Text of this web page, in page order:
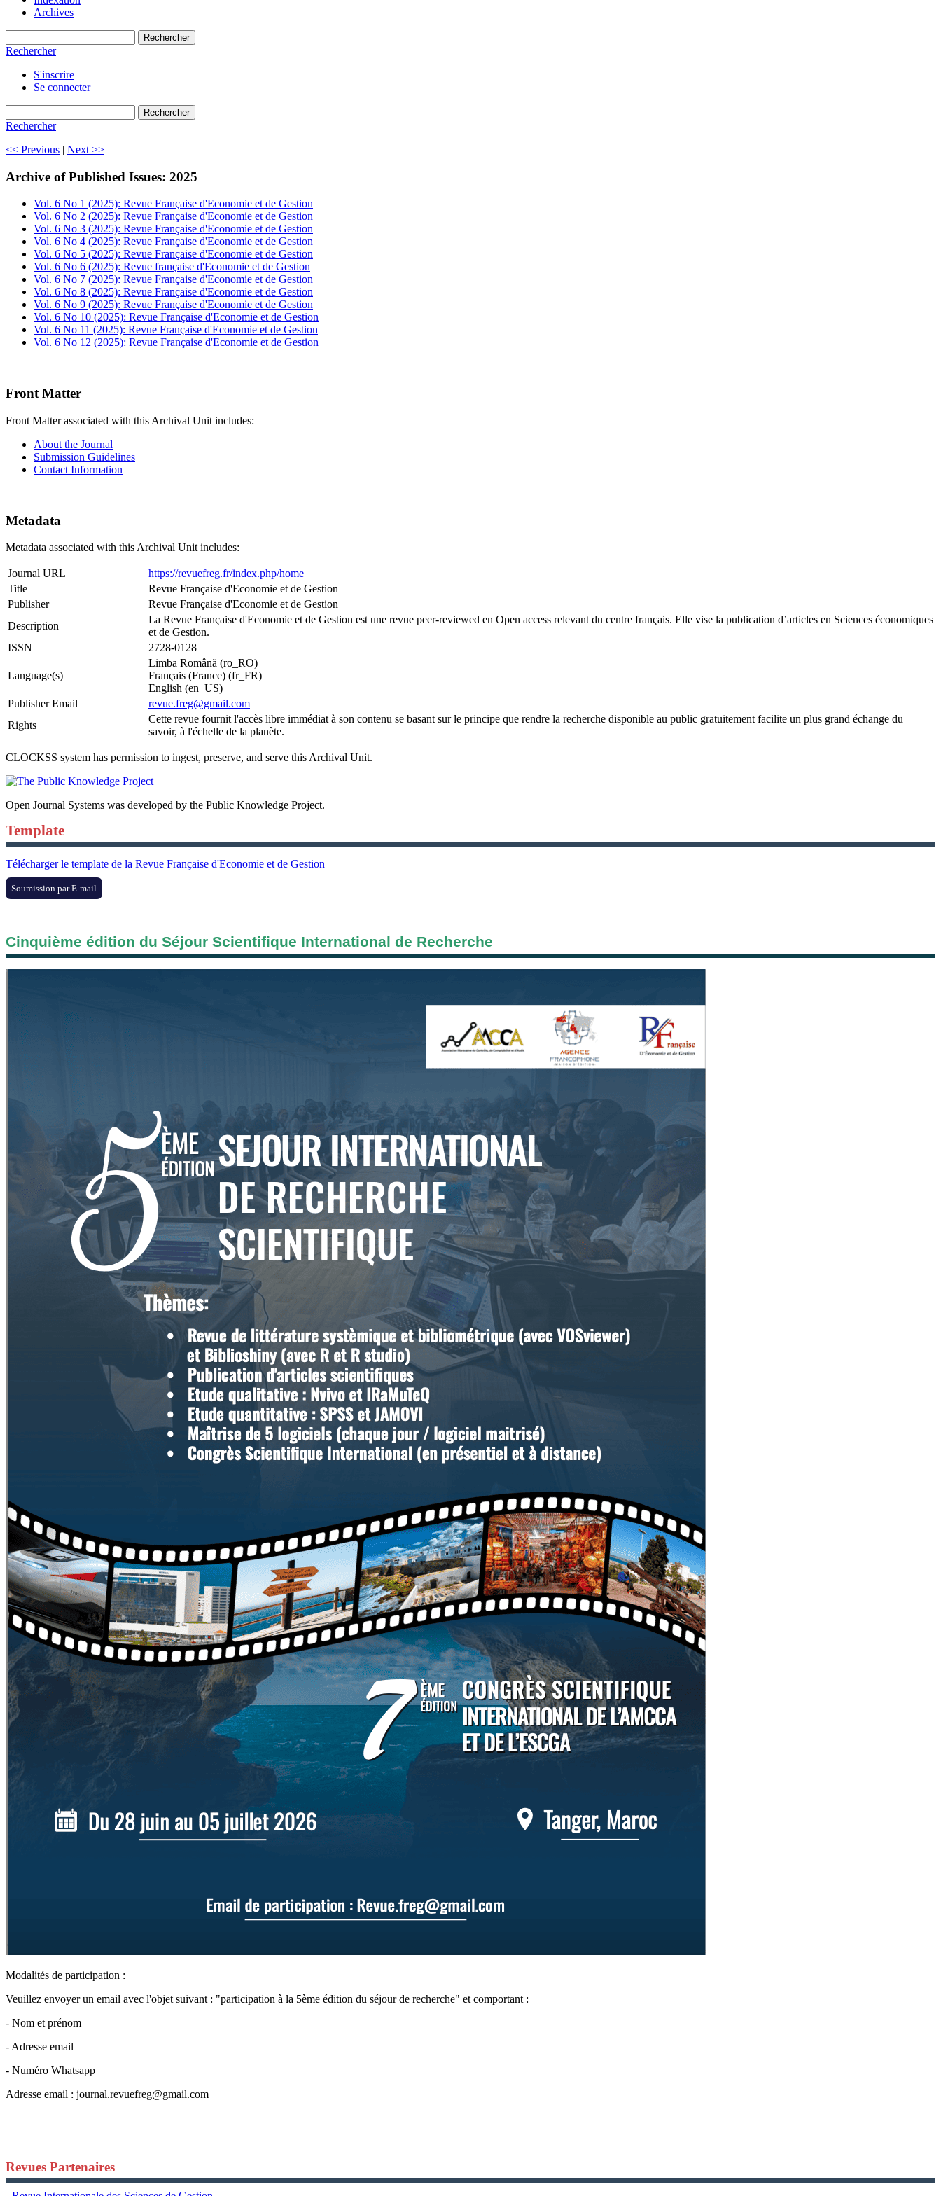
Archives
Rechercher
Rechercher
S'inscrire
Se connecter
Rechercher
Rechercher
<< Previous | Next >>
Archive of Published Issues: 2025
Vol. 6 No 1 (2025): Revue Française d'Economie et de Gestion
Vol. 6 No 2 (2025): Revue Française d'Economie et de Gestion
Vol. 6 No 3 (2025): Revue Française d'Economie et de Gestion
Vol. 6 No 4 (2025): Revue Française d'Economie et de Gestion
Vol. 6 No 5 (2025): Revue Française d'Economie et de Gestion
Vol. 6 No 6 (2025): Revue française d'Economie et de Gestion
Vol. 6 No 7 (2025): Revue Française d'Economie et de Gestion
Vol. 6 No 8 (2025): Revue Française d'Economie et de Gestion
Vol. 6 No 9 (2025): Revue Française d'Economie et de Gestion
Vol. 6 No 10 (2025): Revue Française d'Economie et de Gestion
Vol. 6 No 11 (2025): Revue Française d'Economie et de Gestion
Vol. 6 No 12 (2025): Revue Française d'Economie et de Gestion
Front Matter
Front Matter associated with this Archival Unit includes:
About the Journal
Submission Guidelines
Contact Information
Metadata
Metadata associated with this Archival Unit includes:
Journal URL
https://revuefreg.fr/index.php/home
Title
Revue Française d'Economie et de Gestion
Publisher
Revue Française d'Economie et de Gestion
Description
La Revue Française d'Economie et de Gestion est une revue peer-reviewed en Open access relevant du centre français. Elle vise la publication d’articles en Sciences économiques
et de Gestion.
ISSN
2728-0128
Language(s)
Limba Română (ro_RO)
Français (France) (fr_FR)
English (en_US)
Publisher Email
revue.freg@gmail.com
Rights
Cette revue fournit l'accès libre immédiat à son contenu se basant sur le principe que rendre la recherche disponible au public gratuitement facilite un plus grand échange du
savoir, à l'échelle de la planète.
CLOCKSS system has permission to ingest, preserve, and serve this Archival Unit.
Open Journal Systems was developed by the Public Knowledge Project.
Template
Télécharger le template de la Revue Française d'Economie et de Gestion
Soumission par E-mail
Cinquième édition du Séjour Scientifique International de Recherche
Modalités de participation :
Veuillez envoyer un email avec l'objet suivant : "participation à la 5ème édition du séjour de recherche" et comportant :
- Nom et prénom
- Adresse email
- Numéro Whatsapp
Adresse email : journal.revuefreg@gmail.com
Revues Partenaires